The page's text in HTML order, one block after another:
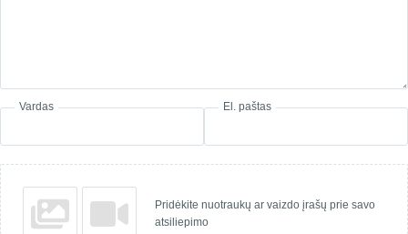
Vardas El. paštas
Pridėkite nuotraukų ar vaizdo įrašų prie savo
atsiliepimo